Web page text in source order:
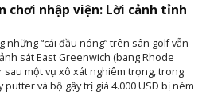
chơi nhập viện: Lời cảnh tỉnh
“cái đầu nóng” trên sân golf vẫn
sát East Greenwich (bang Rhode
sau một vụ xô xát nghiêm trọng, trong
và bộ gậy trị giá 4.000 USD bị ném